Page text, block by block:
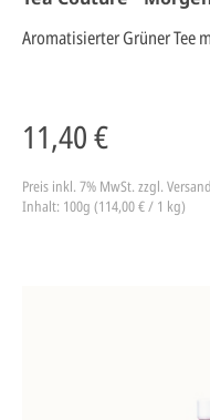
Aromatisierter Grüner Tee
11,40 €
Preis inkl. 7% MwSt. zzgl. Versand
Inhalt: 100g (114,00 € / 1 kg)